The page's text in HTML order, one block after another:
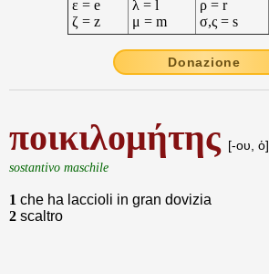
ε = e
ζ = z
λ = l
μ = m
ρ = r
σ,ς = s
Donazione
ποικιλομήτης [-ου, ὁ]
sostantivo maschile
1 che ha laccioli in gran dovizia
2 scaltro